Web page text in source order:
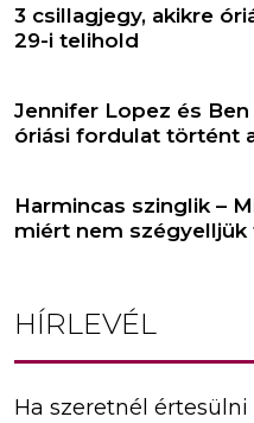
3 csillagjegy, akikre
29-i telihold
Jennifer Lopez és
óriási fordulat történt
Harmincas szinglik –
miért nem szégyelljük
HÍRLEVÉL
Ha szeretnél